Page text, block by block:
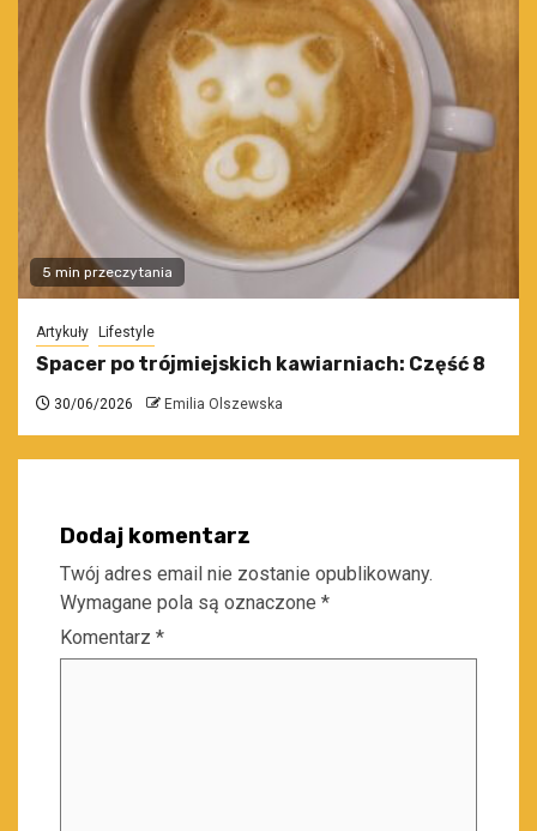
5 min przeczytania
Artykuły Lifestyle
Spacer po trójmiejskich kawiarniach: Część 8
30/06/2026 Emilia Olszewska
Dodaj komentarz
Twój adres email nie zostanie opublikowany.
Wymagane pola są oznaczone *
Komentarz *